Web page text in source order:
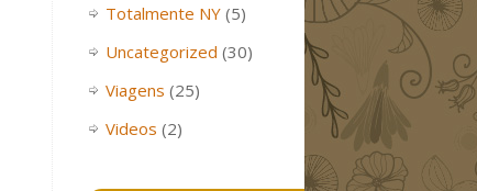
Totalmente NY (5)
Uncategorized (30)
Viagens (25)
Videos (2)